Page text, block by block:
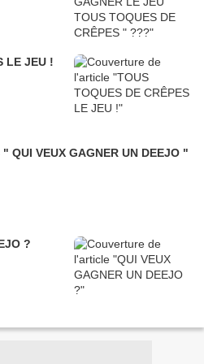
LE JEU !
" QUI VEUX GAGNER UN DEEJO "
?